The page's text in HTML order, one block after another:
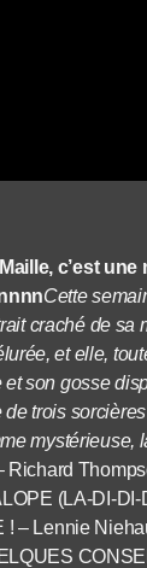
c’est
Cette
craché de sa
et elle,
son gosse
trois
mystérieuse,
Richard
(LA-DI-DI-
– Lennie